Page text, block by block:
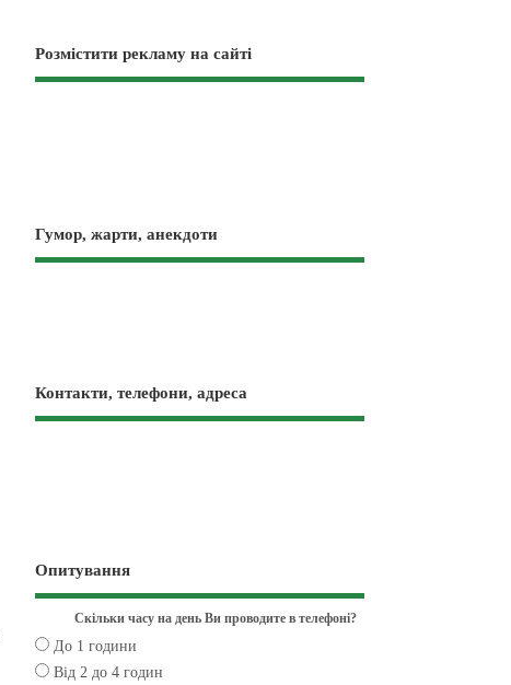
Розмістити рекламу на сайті
Гумор, жарти, анекдоти
Контакти, телефони, адреса
Опитування
Скільки часу на день Ви проводите в телефоні?
До 1 години
Від 2 до 4 годин